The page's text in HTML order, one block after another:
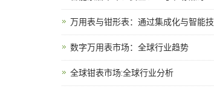
万用表与钳形表：通过集成化与智能技
数字万用表市场：全球行业趋势
全球钳表市场:全球行业分析